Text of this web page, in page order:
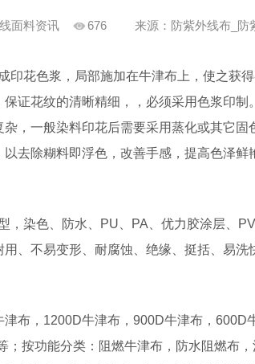
面料资讯 676 来源：防紫外线布_防
印花色浆，局部施加在牛津布上，使之获
证花纹的清晰精细，，必须采用色浆印制
，一般染料印花后需要采用蒸化或其它固
去除糊料即浮色，改善手感，提高色泽鲜
，染色、防水、PU、PA、优力胶涂层、
、不易变形、耐腐蚀、绝缘、挺括、易洗
布，1200D牛津布，900D牛津布，600D
按功能分类：阻燃牛津布，防水阻燃布